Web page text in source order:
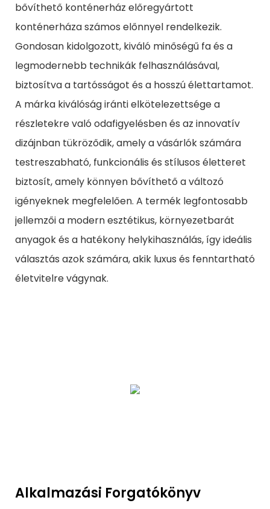
bővíthető konténerház előregyártott
konténerháza számos előnnyel rendelkezik.
Gondosan kidolgozott, kiváló minőségű fa és a
legmodernebb technikák felhasználásával,
biztosítva a tartósságot és a hosszú élettartamot.
A márka kiválóság iránti elkötelezettsége a
részletekre való odafigyelésben és az innovatív
dizájnban tükröződik, amely a vásárlók számára
testreszabható, funkcionális és stílusos életteret
biztosít, amely könnyen bővíthető a változó
igényeknek megfelelően. A termék legfontosabb
jellemzői a modern esztétikus, környezetbarát
anyagok és a hatékony helykihasználás, így ideális
választás azok számára, akik luxus és fenntartható
életvitelre vágynak.
Alkalmazási Forgatókönyv